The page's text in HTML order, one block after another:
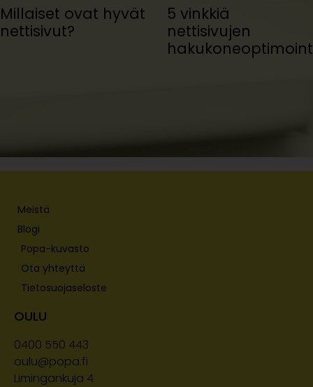
Millaiset ovat hyvät
nettisivut?
5 vinkkiä
nettisivujen
Meistä
Blogi
Popa-kuvasto
Ota yhteyttä
Tietosuojaseloste
OULU
0400 550 443
oulu@popa.fi
Limingankuja 4